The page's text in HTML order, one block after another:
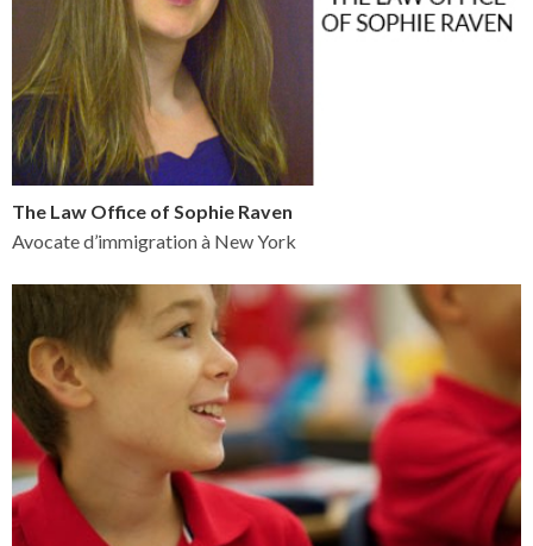
The Law Office of Sophie Raven
Avocate d’immigration à New York